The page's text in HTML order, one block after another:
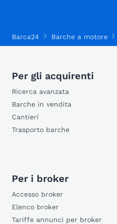
Barca24 Barche a motore
Per gli acquirenti
Ricerca avanzata
Barche in vendita
Cantieri
Trasporto barche
Per i broker
Accesso broker
Elenco broker
Tariffe annunci per broker